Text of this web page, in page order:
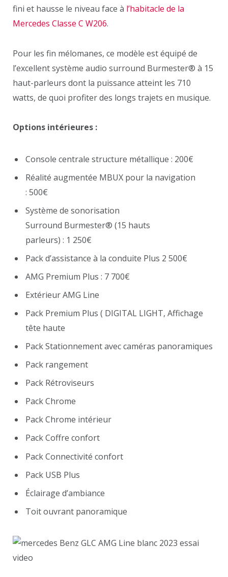
fini et hausse le niveau face à l’habitacle de la
Mercedes Classe C W206.
Pour les fin mélomanes, ce modèle est équipé de
l’excellent système audio surround Burmester® à 15
haut-parleurs dont la puissance atteint les 710
watts, de quoi profiter des longs trajets en musique.
Options intérieures :
Console centrale structure métallique : 200€
Réalité augmentée MBUX pour la navigation
: 500€
Système de sonorisation
Surround Burmester® (15 hauts
parleurs) : 1 250€
Pack d’assistance à la conduite Plus 2 500€
AMG Premium Plus : 7 700€
Extérieur AMG Line
Pack Premium Plus ( DIGITAL LIGHT, Affichage
tête haute
Pack Stationnement avec caméras panoramiques
Pack rangement
Pack Rétroviseurs
Pack Chrome
Pack Chrome intérieur
Pack Coffre confort
Pack Connectivité confort
Pack USB Plus
Éclairage d’ambiance
Toit ouvrant panoramique